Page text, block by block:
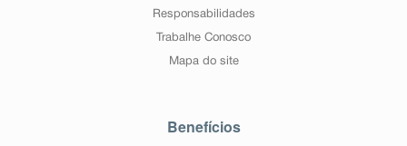
Responsabilidades
Trabalhe Conosco
Mapa do site
Benefícios